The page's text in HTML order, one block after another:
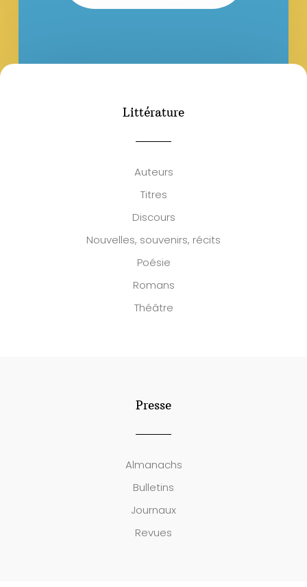
Littérature
Auteurs
Titres
Discours
Nouvelles, souvenirs, récits
Poésie
Romans
Théâtre
Presse
Almanachs
Bulletins
Journaux
Revues